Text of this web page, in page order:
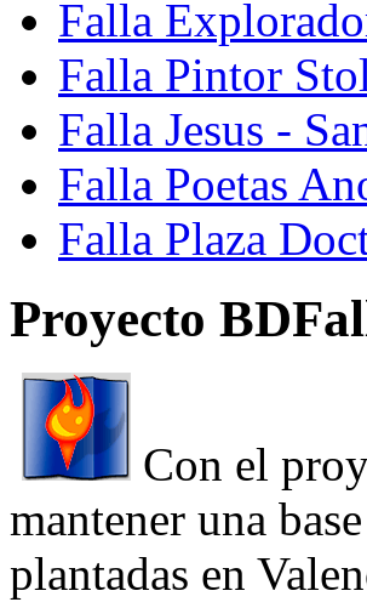
Falla
Falla Pintor
Falla Jesus -
Falla Poetas
Falla Plaza
Proyecto
Con el
mantener una
plantadas en